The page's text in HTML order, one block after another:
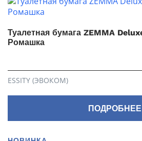
Туалетная бумага ZEMMA
Ромашка
ESSITY (ЭВОКОМ)
ПОДРОБНЕЕ